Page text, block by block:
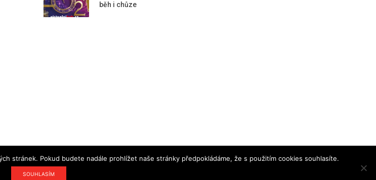
běh i chůze
Magazine Hoot. Powered by
stránek. Pokud budete nadále prohlížet naše stránky předpokládáme, že s použitím cookies souhlasíte.
SOUHLASÍM